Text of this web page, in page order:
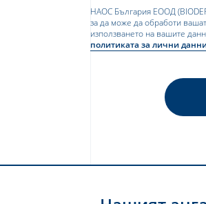
НАОС България ЕООД
за да може да обработи
използването на вашите
политиката за лични